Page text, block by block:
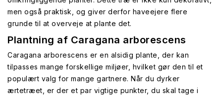
men også praktisk, og giver derfor haveejere flere
grunde til at overveje at plante det.
Plantning af Caragana arborescens
Caragana arborescens er en alsidig plante, der kan
tilpasses mange forskellige miljøer, hvilket gør den til et
populært valg for mange gartnere. Når du dyrker
ærtetræet, er der et par vigtige punkter, du skal tage i